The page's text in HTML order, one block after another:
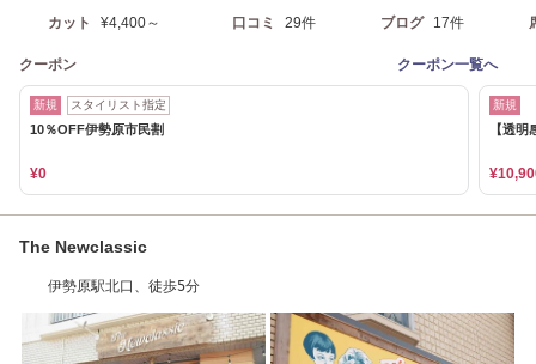
カット ¥4,400～ 口コミ 29件 ブログ 17件
クーポン クーポン一覧へ
新規 スタイリスト指定
10％OFF伊勢原市民割
¥0
新規
【透
The Newclassic
伊勢原駅北口、徒歩5分